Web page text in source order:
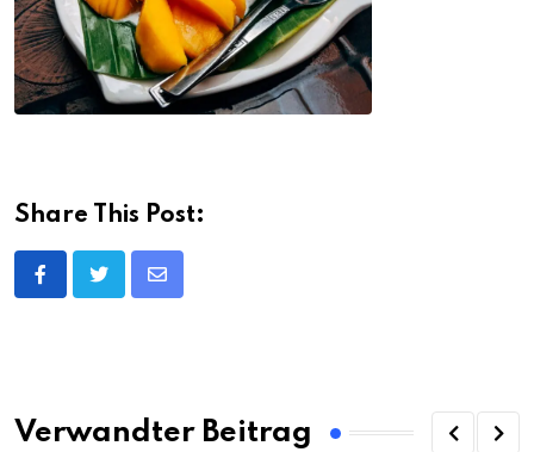
Share This Post:
Share
Verwandter Beitrag